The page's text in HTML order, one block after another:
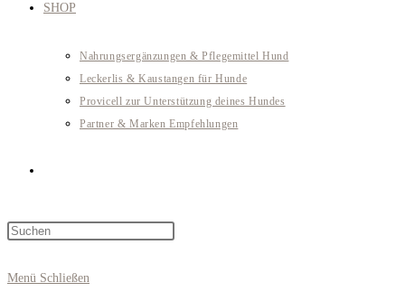
SHOP
Nahrungsergänzungen & Pflegemittel Hund
Leckerlis & Kaustangen für Hunde
Provicell zur Unterstützung deines Hundes
Partner & Marken Empfehlungen
Suche
Menü Schließen